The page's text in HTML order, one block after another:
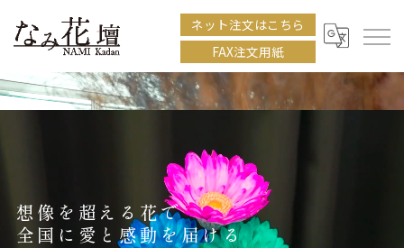
ネット注文はこちら
FAX注文用紙
想像を超える花で
全国に愛と感動を届ける